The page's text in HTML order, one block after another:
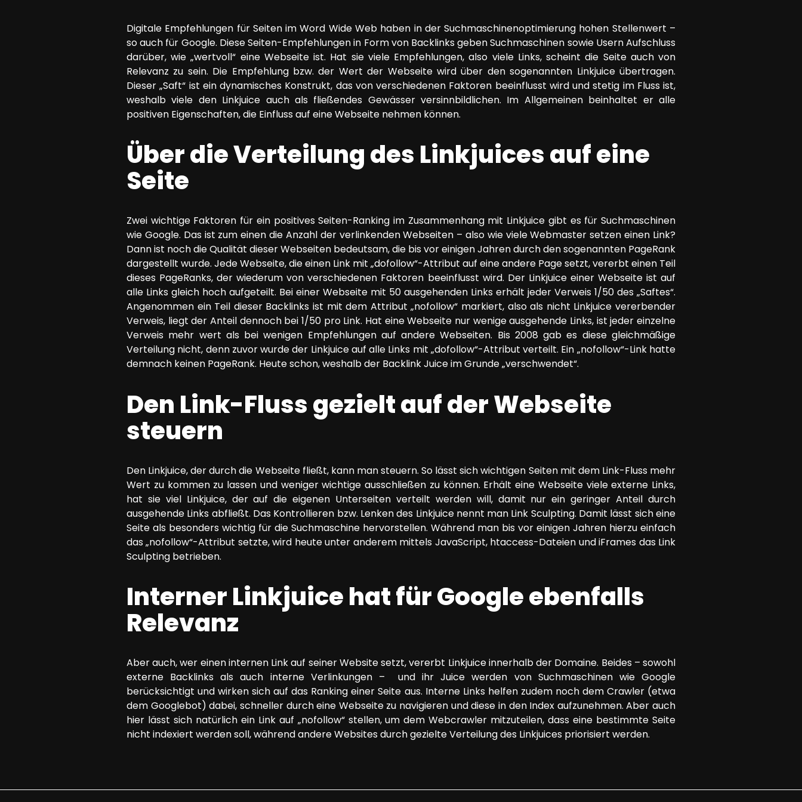
Google Ads Kampagnen-Beratung
Software Architektur Beratung
Digitale Empfehlungen für Seiten im Word Wide Web haben in der Suchmaschinenoptimierung hohen Stellenwert –
so auch für Google. Diese Seiten-Empfehlungen in Form von Backlinks geben Suchmaschinen sowie Usern Aufschluss
darüber, wie „wertvoll“ eine Webseite ist. Hat sie viele Empfehlungen, also viele Links, scheint die Seite auch von
Relevanz zu sein. Die Empfehlung bzw. der Wert der Webseite wird über den sogenannten Linkjuice übertragen.
Dieser „Saft“ ist ein dynamisches Konstrukt, das von verschiedenen Faktoren beeinflusst wird und stetig im Fluss ist,
weshalb viele den Linkjuice auch als fließendes Gewässer versinnbildlichen. Im Allgemeinen beinhaltet er alle
positiven Eigenschaften, die Einfluss auf eine Webseite nehmen können.
Über die Verteilung des Linkjuices auf eine
Seite
Zwei wichtige Faktoren für ein positives Seiten-Ranking im Zusammenhang mit Linkjuice gibt es für Suchmaschinen
wie Google. Das ist zum einen die Anzahl der verlinkenden Webseiten – also wie viele Webmaster setzen einen Link?
Dann ist noch die Qualität dieser Webseiten bedeutsam, die bis vor einigen Jahren durch den sogenannten PageRank
dargestellt wurde. Jede Webseite, die einen Link mit „dofollow“-Attribut auf eine andere Page setzt, vererbt einen Teil
dieses PageRanks, der wiederum von verschiedenen Faktoren beeinflusst wird. Der Linkjuice einer Webseite ist auf
alle Links gleich hoch aufgeteilt. Bei einer Webseite mit 50 ausgehenden Links erhält jeder Verweis 1/50 des „Saftes“.
Angenommen ein Teil dieser Backlinks ist mit dem Attribut „nofollow“ markiert, also als nicht Linkjuice vererbender
Verweis, liegt der Anteil dennoch bei 1/50 pro Link. Hat eine Webseite nur wenige ausgehende Links, ist jeder einzelne
Verweis mehr wert als bei wenigen Empfehlungen auf andere Webseiten. Bis 2008 gab es diese gleichmäßige
Verteilung nicht, denn zuvor wurde der Linkjuice auf alle Links mit „dofollow“-Attribut verteilt. Ein „nofollow“-Link hatte
demnach keinen PageRank. Heute schon, weshalb der Backlink Juice im Grunde „verschwendet“.
Den Link-Fluss gezielt auf der Webseite
steuern
Den Linkjuice, der durch die Webseite fließt, kann man steuern. So lässt sich wichtigen Seiten mit dem Link-Fluss mehr
Wert zu kommen zu lassen und weniger wichtige ausschließen zu können. Erhält eine Webseite viele externe Links,
hat sie viel Linkjuice, der auf die eigenen Unterseiten verteilt werden will, damit nur ein geringer Anteil durch
ausgehende Links abfließt. Das Kontrollieren bzw. Lenken des Linkjuice nennt man Link Sculpting. Damit lässt sich eine
Seite als besonders wichtig für die Suchmaschine hervorstellen. Während man bis vor einigen Jahren hierzu einfach
das „nofollow“-Attribut setzte, wird heute unter anderem mittels JavaScript, htaccess-Dateien und iFrames das Link
Sculpting betrieben.
Interner Linkjuice hat für Google ebenfalls
Relevanz
Aber auch, wer einen internen Link auf seiner Website setzt, vererbt Linkjuice innerhalb der Domaine. Beides – sowohl
externe Backlinks als auch interne Verlinkungen – und ihr Juice werden von Suchmaschinen wie Google
berücksichtigt und wirken sich auf das Ranking einer Seite aus. Interne Links helfen zudem noch dem Crawler (etwa
dem Googlebot) dabei, schneller durch eine Webseite zu navigieren und diese in den Index aufzunehmen. Aber auch
hier lässt sich natürlich ein Link auf „nofollow“ stellen, um dem Webcrawler mitzuteilen, dass eine bestimmte Seite
nicht indexiert werden soll, während andere Websites durch gezielte Verteilung des Linkjuices priorisiert werden.